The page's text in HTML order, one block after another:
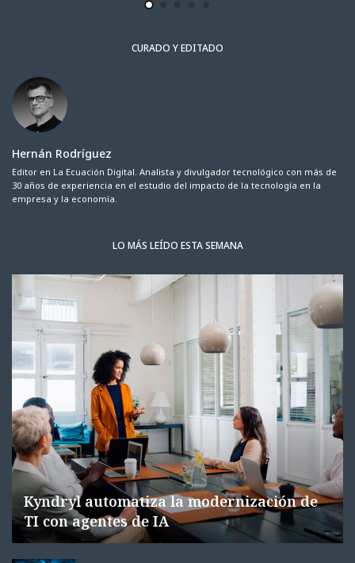
CURADO Y EDITADO
Hernán Rodríguez
Editor en La Ecuación Digital. Analista y divulgador tecnológico con más de
30 años de experiencia en el estudio del impacto de la tecnología en la
empresa y la economía.
LO MÁS LEÍDO ESTA SEMANA
Kyndryl automatiza la modernización de
TI con agentes de IA